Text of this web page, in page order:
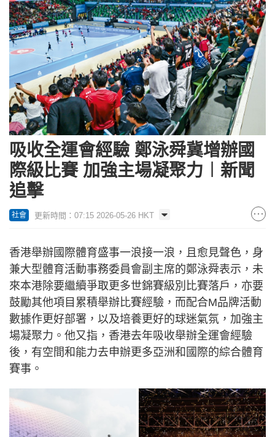
吸收全運會經驗 鄭泳舜冀增辦國
際級比賽 加強主場凝聚力︱新聞
追擊
社會 更新時間：07:15 2026-05-26 HKT
香港舉辦國際體育盛事一浪接一浪，且愈見聲色，身
兼大型體育活動事務委員會副主席的鄭泳舜表示，未
來本港除要繼續爭取更多世錦賽級別比賽落戶，亦要
鼓勵其他項目累積舉辦比賽經驗，而配合M品牌活動
數據作更好部署，以及培養更好的球迷氣氛，加強主
場凝聚力。他又指，香港去年吸收舉辦全運會經驗
後，有空間和能力去申辦更多亞洲和國際的綜合體育
賽事。